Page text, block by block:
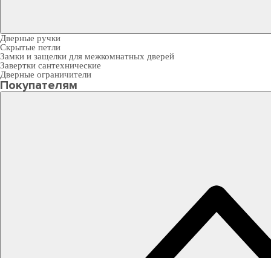
Дверные ручки
Скрытые петли
Замки и защелки для межкомнатных дверей
Завертки сантехнические
Дверные ограничители
Покупателям